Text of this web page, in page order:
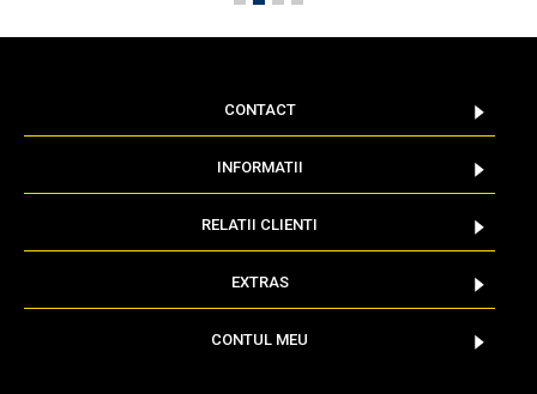
CONTACT
INFORMATII
RELATII CLIENTI
EXTRAS
CONTUL MEU